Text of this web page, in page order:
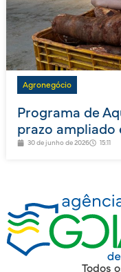
Agronegócio
Programa de
prazo ampliado
30 de junho de 2026 15:11
Todos